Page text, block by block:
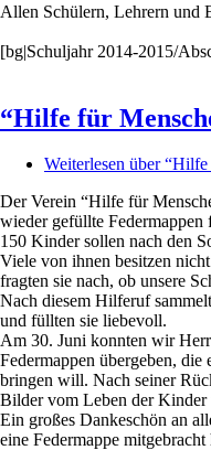
Allen Schülern, Lehrern und
[bg|Schuljahr 2014-2015/
“Hilfe für
Weiterlesen über
Der Verein “Hilfe für
wieder gefüllte
150 Kinder sollen nach den
Viele von ihnen besitzen
fragten sie nach, ob unsere
Nach diesem Hilferuf
und füllten sie liebevoll.
Am 30. Juni konnten wir
Federmappen übergeben,
bringen will. Nach seiner
Bilder vom Leben der Kinder
Ein großes Dankeschön an
eine Federmappe mitgebracht